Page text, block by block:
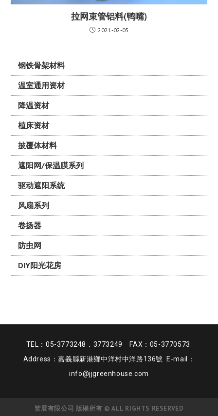
拉网束管铝料(鸭嘴)
2021-02-05
钢铁骨架材料
温室通用资材
降温资材
植床资材
披覆体材料
遮阳网/保温膜系列
驱动遮阳系统
风扇系列
卷扬器
防虫网
DIY阳光花房
TEL：05-3773248．3773249 FAX：05-3770573
Address：嘉義縣新港鄉中洋村中洋路136號 E-mail：
info@jjgreenhouse.com
皆展有限公司 版權所有 © ALL RIGHTS RESERVED